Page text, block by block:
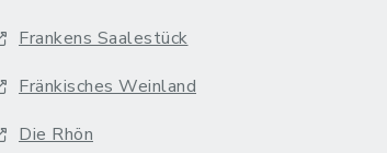
Frankens Saalestück
Fränkisches Weinland
Die Rhön